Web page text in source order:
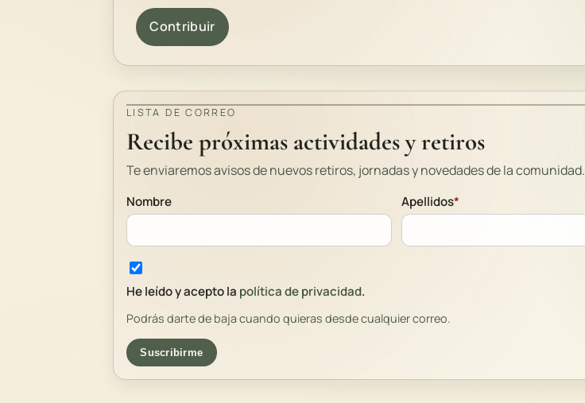
Contribuir
LISTA DE CORREO
Recibe próximas actividades y retiros
Te enviaremos avisos de nuevos retiros, jornadas y novedades de la comunidad.
Nombre Apellidos*
He leído y acepto la política de privacidad.
Podrás darte de baja cuando quieras desde cualquier correo.
Suscribirme